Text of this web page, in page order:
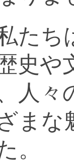
たち
史や
人々
まな
。